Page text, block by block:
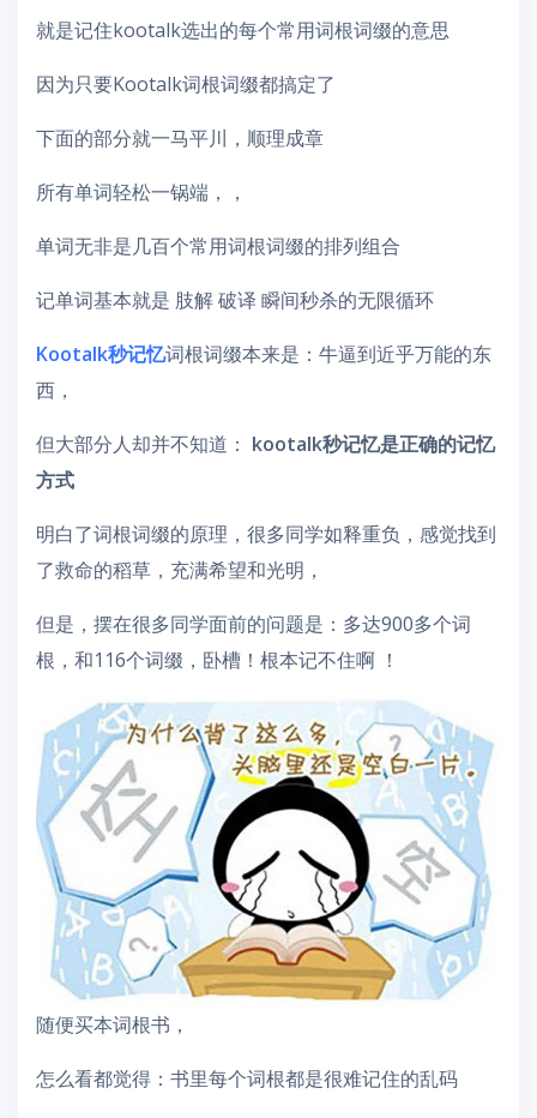
就是记住kootalk选出的每个常用词根词缀的意思
因为只要Kootalk词根词缀都搞定了
下面的部分就一马平川，顺理成章
所有单词轻松一锅端，，
单词无非是几百个常用词根词缀的排列组合
记单词基本就是 肢解 破译 瞬间秒杀的无限循环
Kootalk秒记忆词根词缀本来是：牛逼到近乎万能的东
西，
但大部分人却并不知道： kootalk秒记忆是正确的记忆
方式
明白了词根词缀的原理，很多同学如释重负，感觉找到
了救命的稻草，充满希望和光明，
但是，摆在很多同学面前的问题是：多达900多个词
根，和116个词缀，卧槽！根本记不住啊 ！
随便买本词根书，
怎么看都觉得：书里每个词根都是很难记住的乱码